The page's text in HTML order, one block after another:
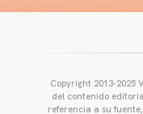
Copyright 2013-2025
del contenido
referencia a su